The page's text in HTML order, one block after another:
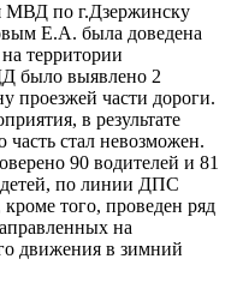
по г.Дзержинску
Е.А. была доведена
территории
было выявлено 2
проезжей части дороги.
в результате
стал невозможен.
90 водителей и 81
детей, по линии ДПС
того, проведен ряд
на
движения в зимний